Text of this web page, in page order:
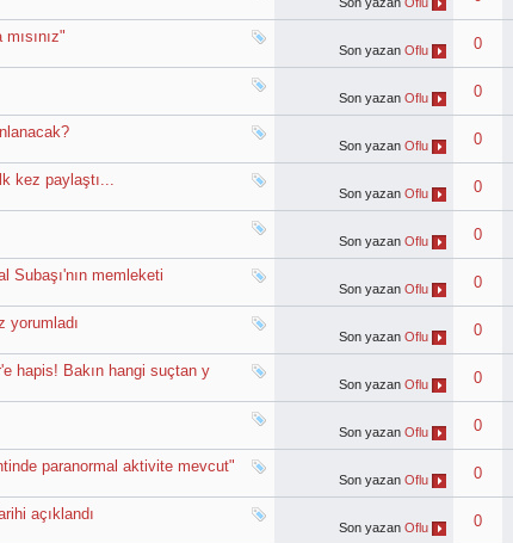
Son yazan Oflu 0
Son yazan Oflu 0
Son yazan Oflu 0
kez paylaştı...
Son yazan Oflu 0
Son yazan Oflu 0
Subaşı'nın memleketi
Son yazan Oflu 0
yorumladı
Son yazan Oflu 0
hapis! Bakın hangi suçtan y
Son yazan Oflu 0
Son yazan Oflu 0
paranormal aktivite mevcut"
Son yazan Oflu 0
açıklandı
Son yazan Oflu 0